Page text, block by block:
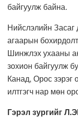
байгуулж байна.
Нийслэлийн
агаарын
Шинжлэх ухааны
зохион байгуулж
Канад, Орос зэрэг
илтгэгч нар мөн
Гэрэл зургийг